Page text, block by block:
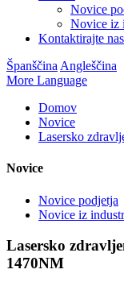
Novice
Novice iz
Kontaktirajte nas
Španščina Angleščina
More Language
Domov
Novice
Lasersko
Novice
Novice podjetja
Novice iz
Lasersko
1470NM